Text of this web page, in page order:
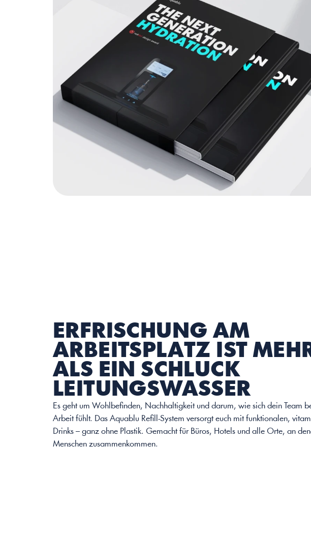
ERFRISCHUNG AM
ARBEITSPLATZ IST
ALS EIN SCHLUCK
LEITUNGSWASSER
Es geht um Wohlbefinden, Nachhaltigkeit und darum, wie sich dein Team
Arbeit fühlt. Das Aquablu Refill-System versorgt euch mit funktionalen,
Drinks – ganz ohne Plastik. Gemacht für Büros, Hotels und alle Orte, an
Menschen zusammenkommen.